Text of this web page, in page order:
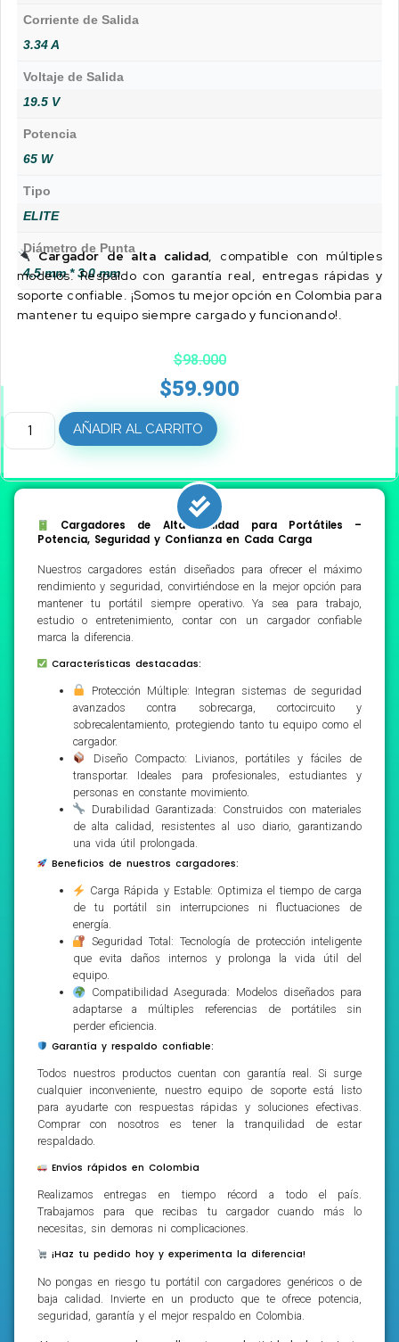
Corriente de Salida
3.34 A
Voltaje de Salida
19.5 V
Potencia
65 W
Tipo
ELITE
Diámetro de Punta
4.5 mm * 3.0 mm
Cargador de alta calidad, compatible con múltiples
modelos. Respaldo con garantía real, entregas rápidas y
soporte confiable. ¡Somos tu mejor opción en Colombia para
mantener tu equipo siempre cargado y funcionando!.
$98.000
$59.900
AÑADIR AL CARRITO
Cargadores de Alta Calidad para Portátiles –
Potencia, Seguridad y Confianza en Cada Carga
Nuestros cargadores están diseñados para ofrecer el máximo
rendimiento y seguridad, convirtiéndose en la mejor opción para
mantener tu portátil siempre operativo. Ya sea para trabajo,
estudio o entretenimiento, contar con un cargador confiable
marca la diferencia.
Características destacadas:
Protección Múltiple: Integran sistemas de seguridad
avanzados contra sobrecarga, cortocircuito y
sobrecalentamiento, protegiendo tanto tu equipo como el
cargador.
Diseño Compacto: Livianos, portátiles y fáciles de
transportar. Ideales para profesionales, estudiantes y
personas en constante movimiento.
Durabilidad Garantizada: Construidos con materiales
de alta calidad, resistentes al uso diario, garantizando
una vida útil prolongada.
Beneficios de nuestros cargadores:
Carga Rápida y Estable: Optimiza el tiempo de carga
de tu portátil sin interrupciones ni fluctuaciones de
energía.
Seguridad Total: Tecnología de protección inteligente
que evita daños internos y prolonga la vida útil del
equipo.
Compatibilidad Asegurada: Modelos diseñados para
adaptarse a múltiples referencias de portátiles sin
perder eficiencia.
Garantía y respaldo confiable:
Todos nuestros productos cuentan con garantía real. Si surge
cualquier inconveniente, nuestro equipo de soporte está listo
para ayudarte con respuestas rápidas y soluciones efectivas.
Comprar con nosotros es tener la tranquilidad de estar
respaldado.
Envíos rápidos en Colombia
Realizamos entregas en tiempo récord a todo el país.
Trabajamos para que recibas tu cargador cuando más lo
necesitas, sin demoras ni complicaciones.
¡Haz tu pedido hoy y experimenta la diferencia!
No pongas en riesgo tu portátil con cargadores genéricos o de
baja calidad. Invierte en un producto que te ofrece potencia,
seguridad, garantía y el mejor respaldo en Colombia.